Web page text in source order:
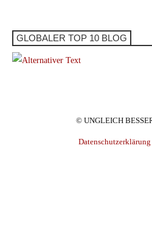
GLOBALER TOP 10 BLOG
© UNGLEICH
Datenschutzerklärung